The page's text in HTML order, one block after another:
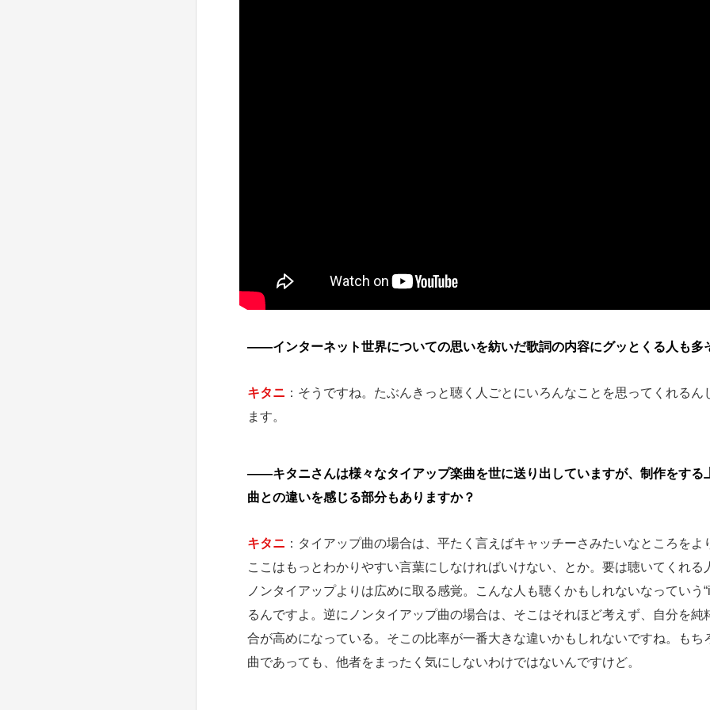
――インターネット世界についての思いを紡いだ歌詞の内容にグッとくる人も多
キタニ ：そうですね。たぶんきっと聴く人ごとにいろんなことを思ってくれるん
ます。
――キタニさんは様々なタイアップ楽曲を世に送り出していますが、制作をする
曲との違いを感じる部分もありますか？
キタニ ：タイアップ曲の場合は、平たく言えばキャッチーさみたいなところをよ
ここはもっとわかりやすい言葉にしなければいけない、とか。要は聴いてくれる
ノンタイアップよりは広めに取る感覚。こんな人も聴くかもしれないなっていう
るんですよ。逆にノンタイアップ曲の場合は、そこはそれほど考えず、自分を純
合が高めになっている。そこの比率が一番大きな違いかもしれないですね。もち
曲であっても、他者をまったく気にしないわけではないんですけど。